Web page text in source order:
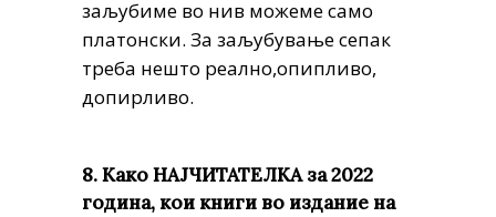
заљубиме во нив можеме само
платонски. За заљубување сепак
треба нешто реално,опипливо,
допирливо.
8. Како НАЈЧИТАТЕЛКА за 2022
година, кои книги во издание на